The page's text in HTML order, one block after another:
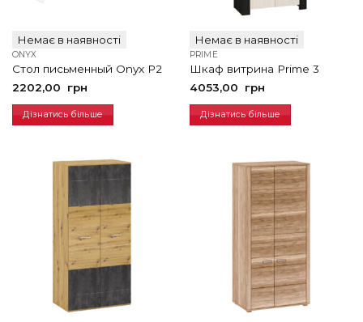
Немає в наявності
ONYX
Стол письменный Onyx P2
2202,00
грн
Дізнатись більше
Немає в наявності
PRIME
Шкаф витрина Prime 3
4053,00
грн
Дізнатись більше